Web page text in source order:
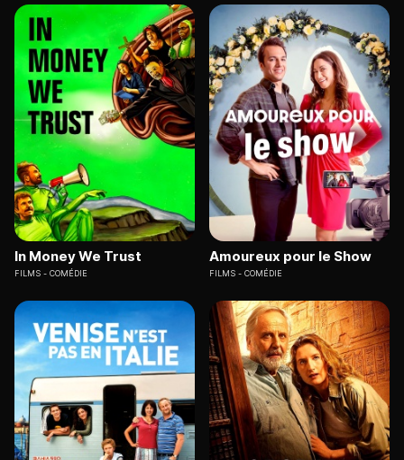
In Money We Trust
FILMS COMÉDIE
Amoureux pour le Show
FILMS COMÉDIE